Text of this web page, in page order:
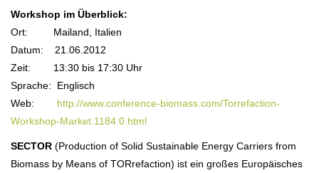
Workshop im Überblick:
Ort: Mailand, Italien
Datum: 21.06.2012
Zeit: 13:30 bis 17:30 Uhr
Sprache: Englisch
Web: http://www.conference-biomass.com/Torrefaction-
Workshop-Market.1184.0.html
SECTOR (Production of Solid Sustainable Energy Carriers from
Biomass by Means of TORrefaction) ist ein großes Europäisches